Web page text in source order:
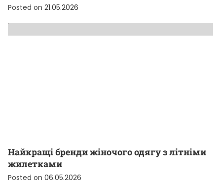
Posted on 21.05.2026
Найкращі бренди жіночого одягу з літніми
жилетками
Posted on 06.05.2026